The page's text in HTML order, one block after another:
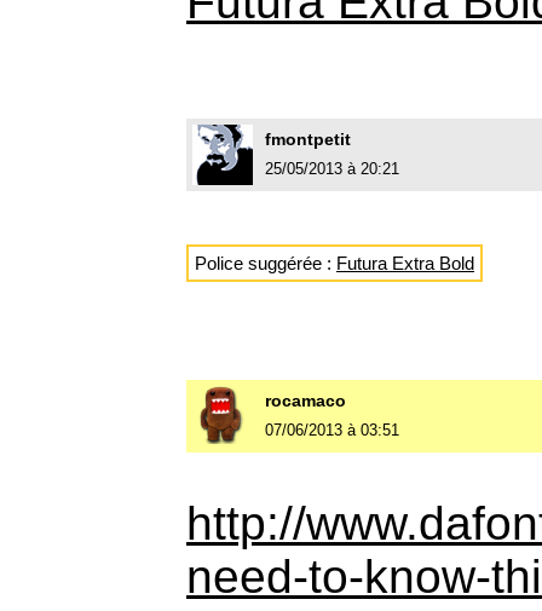
fmontpetit
25/05/2013 à 20:21
Police suggérée : Futura Extra Bold
rocamaco
07/06/2013 à 03:51
http://
need-to-know-